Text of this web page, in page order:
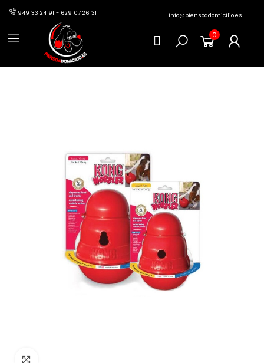
949 33 24 91 - 629 07 26 31 info@piensoadomicilio.es
0